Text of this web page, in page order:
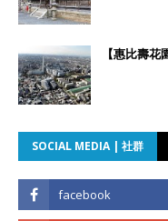
【惠比壽
SOCIAL MEDIA | 社群